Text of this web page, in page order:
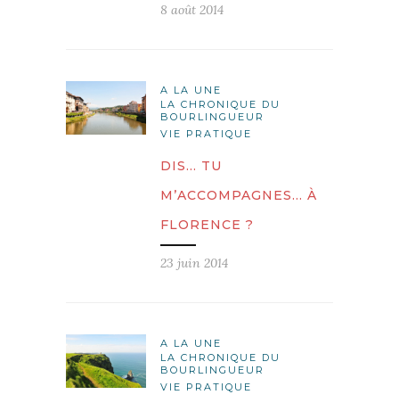
8 août 2014
A LA UNE
LA CHRONIQUE DU
BOURLINGUEUR
VIE PRATIQUE
DIS… TU
M’ACCOMPAGNES… À
FLORENCE ?
23 juin 2014
A LA UNE
LA CHRONIQUE DU
BOURLINGUEUR
VIE PRATIQUE